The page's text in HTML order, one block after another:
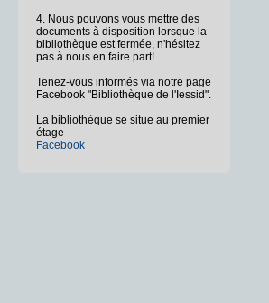
4. Nous pouvons vous mettre des
documents à disposition lorsque la
bibliothèque est fermée, n'hésitez
pas à nous en faire part!
Tenez-vous informés via notre page
Facebook "Bibliothèque de l'Iessid".
La bibliothèque se situe au premier
étage
Facebook